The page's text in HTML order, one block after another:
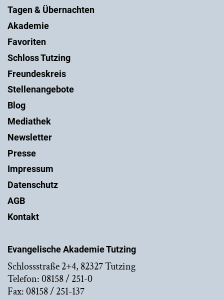
Evangelische Akademie Tutzing
Schlossstraße 2+4, 82327 Tutzing
Telefon: 08158 / 251-0
Fax: 08158 / 251-137
Tagen & Übernachten
Akademie
Favoriten
Schloss Tutzing
Freundeskreis
Stellenangebote
Blog
Mediathek
Newsletter
Presse
Impressum
Datenschutz
AGB
Kontakt